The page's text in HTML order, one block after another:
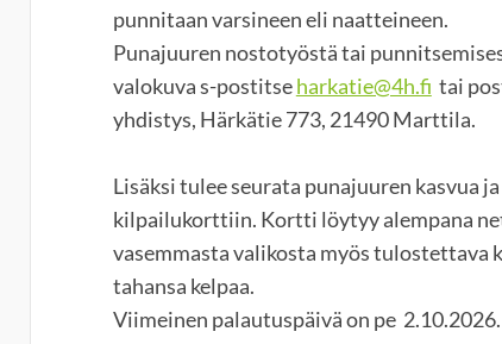
punnitaan varsineen eli naatteineen.
Punajuuren nostotyöstä tai
valokuva s-postitseharkatie@4h.fi tai
yhdistys, Härkätie 773, 21490 Marttila.
Lisäksi tulee seurata punajuuren kasvua
kilpailukorttiin. Kortti löytyy alempana
vasemmasta valikosta myös
tahansa kelpaa.
Viimeinen palautuspäivä on pe 2.10.2026.